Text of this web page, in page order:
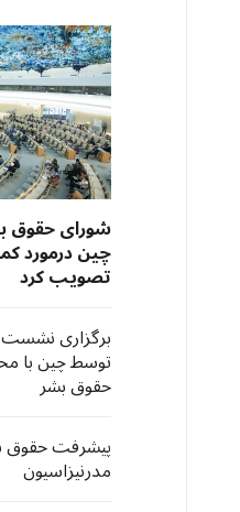
شورای حقوق
چین درمورد
تصویب کرد
برگزاری
توسط چین با
حقوق بشر
پیشرفت حقوق
مدرنیزاسیون